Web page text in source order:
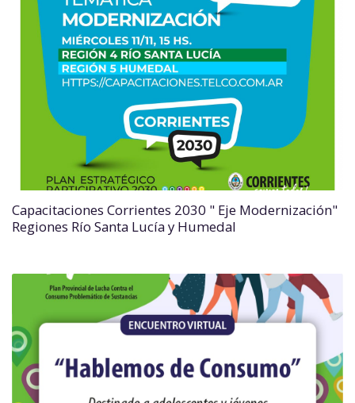
Capacitaciones Corrientes 2030 " Eje Modernización"
Regiones Río Santa Lucía y Humedal